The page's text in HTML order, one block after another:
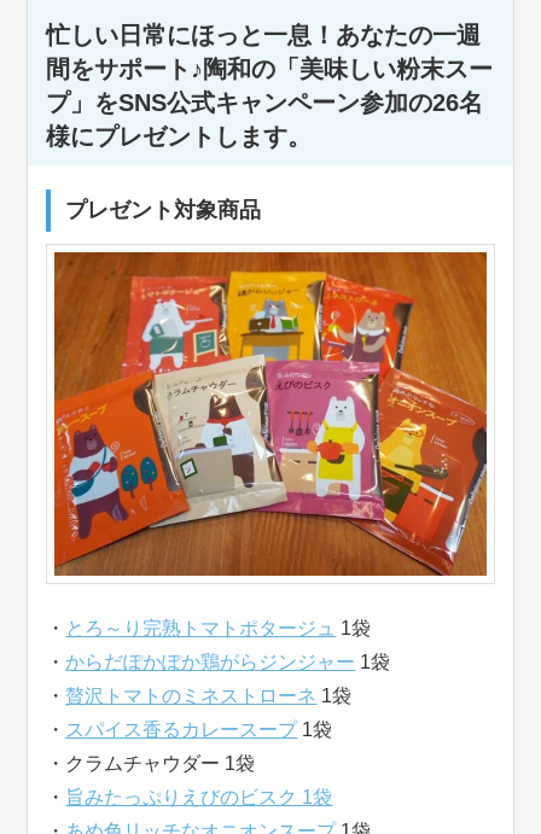
忙しい日常にほっと一息！あなたの一週
間をサポート♪陶和の「美味しい粉末スー
プ」をSNS公式キャンペーン参加の26名
様にプレゼントします。
プレゼント対象商品
・ とろ～り完熟トマトポタージュ 1袋
・からだぽかぽか鶏がらジンジャー 1袋
・贅沢トマトのミネストローネ 1袋
・ スパイス香るカレースープ1袋
・クラムチャウダー 1袋
・ 旨みたっぷりえびのビスク 1袋